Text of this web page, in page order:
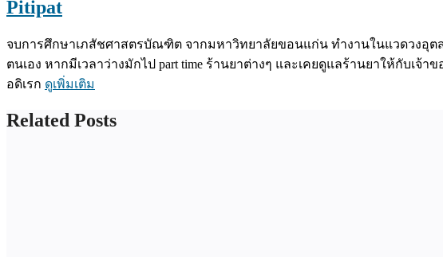
Pitipat
จบการศึกษาเภสัชศาสตรบัณฑิต จากมหาวิทยาลัยขอนแก่น ทำงานในแวดวงอุต
ตนเอง หากมีเวลาว่างมักไป part time ร้านยาต่างๆ และเคยดูแลร้านยาให้กับเจ้
อดิเรก ดูเพิ่มเติม
Related Posts